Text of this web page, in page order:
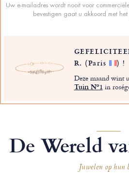
Uw e-mailadres wordt nooit voor
bevestigen gaat u akkoord met
R. (Paris ) !
Deze maand wint
Tuin Nº1 in
De Wereld
Juwelen op hun